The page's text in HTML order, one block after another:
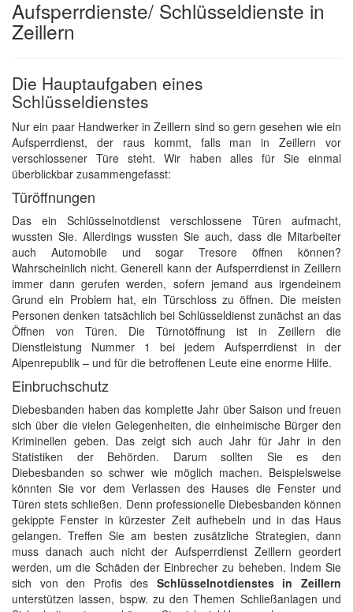
Aufsperrdienste/ Schlüsseldienste in
Zeillern
Die Hauptaufgaben eines
Schlüsseldienstes
Nur ein paar Handwerker in Zeillern sind so gern gesehen wie ein
Aufsperrdienst, der raus kommt, falls man in Zeillern vor
verschlossener Türe steht. Wir haben alles für Sie einmal
überblickbar zusammengefasst:
Türöffnungen
Das ein Schlüsselnotdienst verschlossene Türen aufmacht,
wussten Sie. Allerdings wussten Sie auch, dass die Mitarbeiter
auch Automobile und sogar Tresore öffnen können?
Wahrscheinlich nicht. Generell kann der Aufsperrdienst in Zeillern
immer dann gerufen werden, sofern jemand aus irgendeinem
Grund ein Problem hat, ein Türschloss zu öffnen. Die meisten
Personen denken tatsächlich bei Schlüsseldienst zunächst an das
Öffnen von Türen. Die Türnotöffnung ist in Zeillern die
Dienstleistung Nummer 1 bei jedem Aufsperrdienst in der
Alpenrepublik – und für die betroffenen Leute eine enorme Hilfe.
Einbruchschutz
Diebesbanden haben das komplette Jahr über Saison und freuen
sich über die vielen Gelegenheiten, die einheimische Bürger den
Kriminellen geben. Das zeigt sich auch Jahr für Jahr in den
Statistiken der Behörden. Darum sollten Sie es den
Diebesbanden so schwer wie möglich machen. Beispielsweise
könnten Sie vor dem Verlassen des Hauses die Fenster und
Türen stets schließen. Denn professionelle Diebesbanden können
gekippte Fenster in kürzester Zeit aufhebeln und in das Haus
gelangen. Treffen Sie am besten zusätzliche Strategien, dann
muss danach auch nicht der Aufsperrdienst Zeillern geordert
werden, um die Schäden der Einbrecher zu beheben. Indem Sie
sich von den Profis des Schlüsselnotdienstes in Zeillern
unterstützen lassen, bspw. zu den Themen Schließanlagen und